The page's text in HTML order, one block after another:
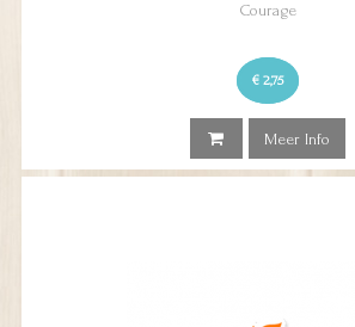
Courage
€ 2,75
Meer Info